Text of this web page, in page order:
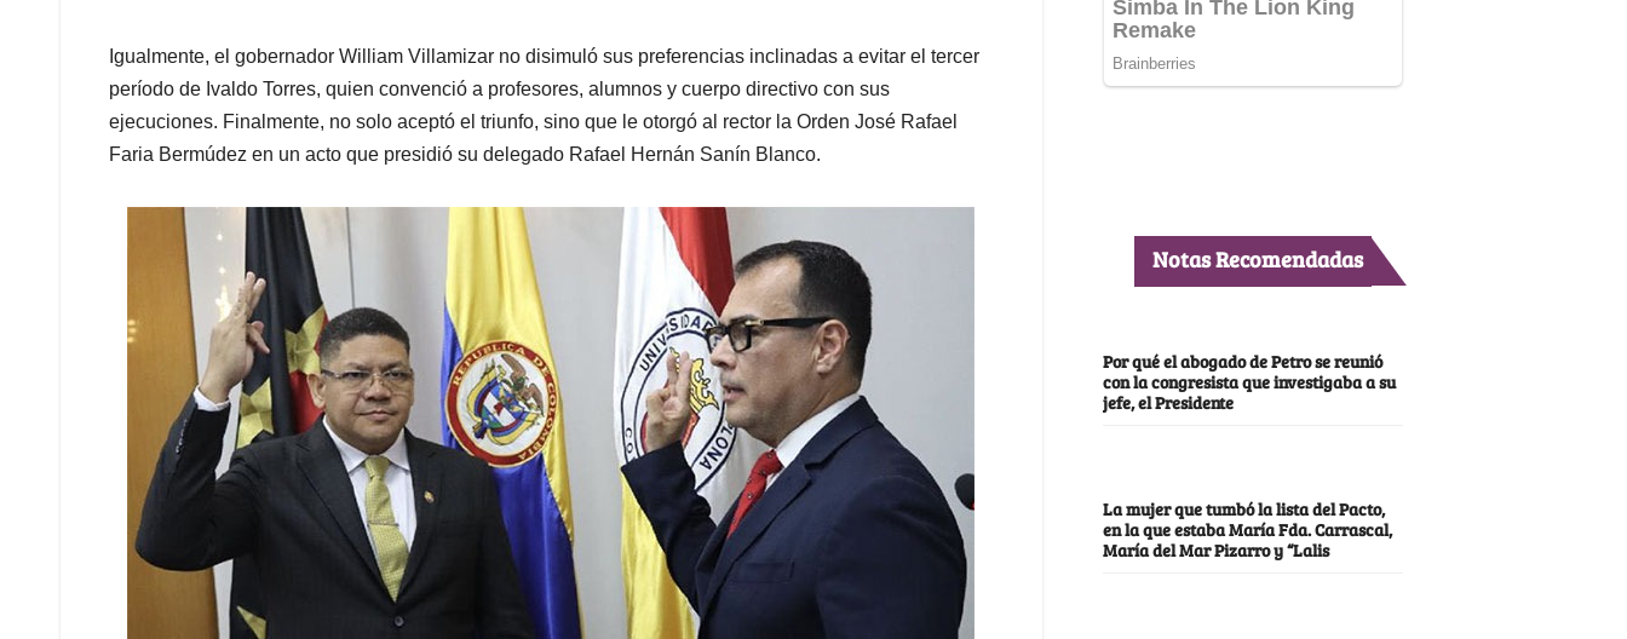
Igualmente, el gobernador William Villamizar no disimuló sus preferencias inclinadas a evitar el tercer
período de Ivaldo Torres, quien convenció a profesores, alumnos y cuerpo directivo con sus
ejecuciones. Finalmente, no solo aceptó el triunfo, sino que le otorgó al rector la Orden José Rafael
Faria Bermúdez en un acto que presidió su delegado Rafael Hernán Sanín Blanco.
Notas Recomendadas
Por qué el abogado de Petro se reunió
con la congresista que investigaba a su
jefe, el Presidente
La mujer que tumbó la lista del Pacto,
en la que estaba María Fda. Carrascal,
María del Mar Pizarro y “Lalis